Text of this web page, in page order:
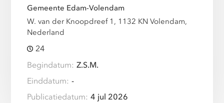
Gemeente Edam-Volendam
W. van der Knoopdreef 1, 1132 KN Volendam,
Nederland
24
Begindatum: Z.S.M.
Einddatum: -
Publicatiedatum: 4 jul 2026